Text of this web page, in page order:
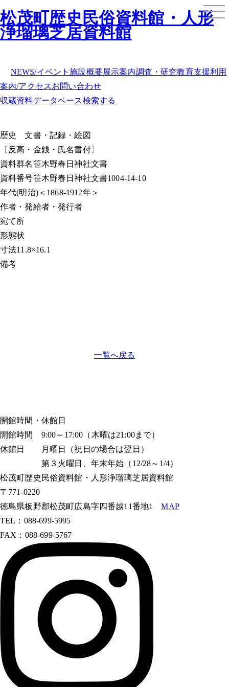
松茂町歴史民俗資料館・人形
浄瑠璃芝居資料館
NEWS/イベント施設概要展示案内調査・研究教育支援利用
案内/アクセスお問い合わせ
収蔵資料データベース検索する
歴史
文書・記録・絵図
〔反高・金銭・氏名書付〕
資料群名笹木野春日神社文書
資料番号笹木野春日神社文書1004-14-10
年代(明治)＜1868-1912年＞
作者・発給者・発行者
宛て所
形態状
寸法11.8×16.1
備考
一覧へ戻る
開館時間・休館日
開館時間 9:00～17:00（木曜は21:00まで）
休館日 月曜日（祝日の場合は翌日）
第３火曜日、年末年始（12/28～1/4）
松茂町歴史民俗資料館・人形浄瑠璃芝居資料館
〒771-0220
徳島県板野郡松茂町広島字四番越11番地1MAP
TEL：088-699-5995
FAX：088-699-5767